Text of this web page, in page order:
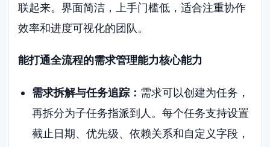
联起来。界面简洁，上手门槛低，适合注重协作
效率和进度可视化的团队。
能打通全流程的需求管理能力核心能力
需求拆解与任务追踪： 需求可以创建为任务，
再拆分为子任务指派到人。每个任务支持设置
截止日期、优先级、依赖关系和自定义字段，